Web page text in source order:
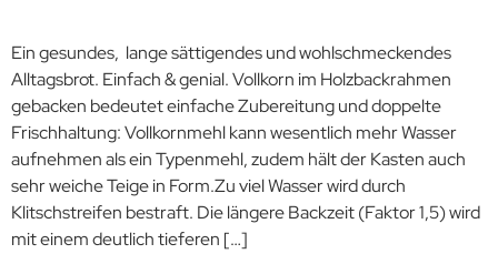
Ein gesundes, lange sättigendes und wohlschmeckendes
Alltagsbrot. Einfach & genial. Vollkorn im Holzbackrahmen
gebacken bedeutet einfache Zubereitung und doppelte
Frischhaltung: Vollkornmehl kann wesentlich mehr Wasser
aufnehmen als ein Typenmehl, zudem hält der Kasten auch
sehr weiche Teige in Form.Zu viel Wasser wird durch
Klitschstreifen bestraft. Die längere Backzeit (Faktor 1,5) wird
mit einem deutlich tieferen […]